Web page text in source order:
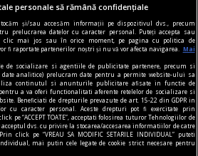
sesiune de autografe – Dan
de la ora 18, la
de la Cişmigiu (bd. Regina
o întâlnire cu Dan Perșa,
89, publicat în colecția de
a Editurii Humanitas.
personale să rămână confidențiale
și/sau accesăm informații pe dispozitivul dvs., precum
prelucrarea datelor cu caracter personal. Puteți accepta sau
clic mai jos sau în orice moment, pe pagina cu politica de
fi raportate partenerilor noștri și nu vă vor afecta navigarea.
Mai
de socializare si agentiile de publicitate partenere, precum si
analitice) prelucram date pentru a permite website-ului sa
continutul si anunturile publicitare afisate in functie de
a va oferi functionalitati aferente retelelor de socializare si
Beneficiati de drepturile prevazute de art. 15-22 din GDPR in
cu caracter personal. Aceste drepturi pot fi exercitate prin
pe “ACCEPT TOATE”, acceptati folosirea tuturor Tehnologiilor de
dvs. cu privire la stocarea/accesarea informatiilor de catre
click pe “VREAU SA MODIFIC SETARILE INDIVIDUAL” puteti
mai putin cele legate de cookie strict necesare pentru